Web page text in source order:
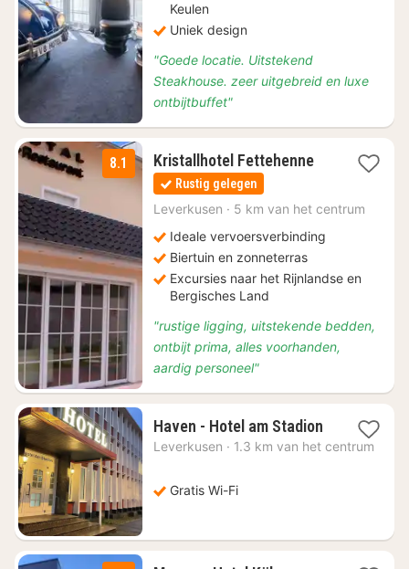
Keulen
Uniek design
"Goede locatie. Uitstekend
Steakhouse. zeer uitgebreid en luxe
ontbijtbuffet"
8.1 Kristallhotel Fettehenne1
€
Rustig gelegen
Leverkusen · 5 km van het centrum
Ideale vervoersverbinding
Biertuin en zonneterras
Excursies naar het Rijnlandse en
Bergisches Land
"rustige ligging, uitstekende bedden,
ontbijt prima, alles voorhanden,
aardig personeel"
Haven - Hotel am Stadion1
nacht
Leverkusen · 1.3 km van het centrum
Gratis Wi-Fi